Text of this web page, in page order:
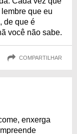
que eu
de que é
você não sabe.
COMPARTILHAR
enxerga